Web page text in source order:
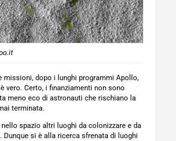
missioni, dopo i lunghi programmi Apollo,
vero. Certo, i finanziamenti non sono
meno eco di astronauti che rischiano la
terminata.
spazio altri luoghi da colonizzare e da
. Dunque si è alla ricerca sfrenata di luoghi